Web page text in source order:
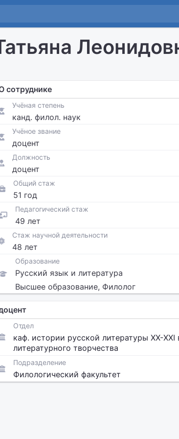
сотруднике
Учёная степень
канд. филол. наук
Учёное звание
доцент
Должность
доцент
Общий стаж
51 год
Педагогический стаж
49 лет
Стаж научной деятельности
48 лет
Образование
Русский язык и литература
Высшее образование, Филолог
Отдел
каф. истории русской литературы ХХ-XXI
литературного творчества
Подразделение
Филологический факультет